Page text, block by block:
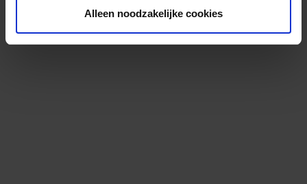
Alleen noodzakelijke cookies